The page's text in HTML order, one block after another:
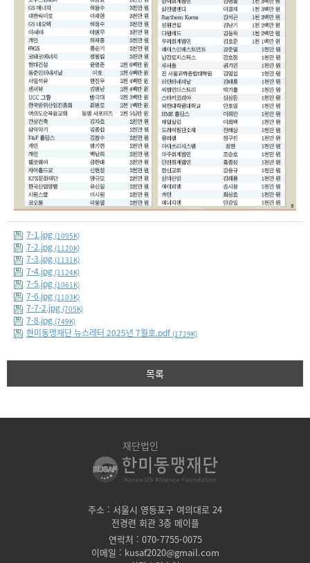
7-1.jpg (1095K)
7-2.jpg (1120K)
7-3.jpg (1131K)
7-4.jpg (1124K)
7-5.jpg (1061K)
7-6.jpg (1103K)
7-7-2.jpg (705K)
7-8.jpg (749K)
한미동맹재단 뉴스레터 2025년 7월호.pdf (1729K)
목록
재단법인
주소 : 서울시 영등포구 여의대로 24
전경련 회관 3층 메이플
연락처 : 070-7755-0075
이메일 : kusaf2020@gmail.com